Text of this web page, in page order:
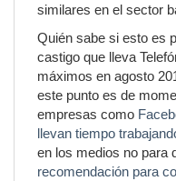
similares en el sector
Quién sabe si esto es
castigo que lleva
máximos en agosto
este punto es de
empresas como
llevan tiempo
en los medios no para
recomendación para